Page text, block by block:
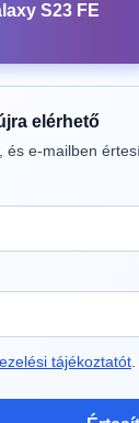
S23 FE
elérhető
és e-mailben
tájékoztatót